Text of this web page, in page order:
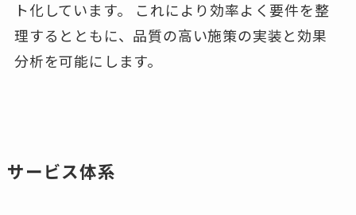
ト化しています。 これにより効率よく要件を整
理するとともに、品質の高い施策の実装と効果
分析を可能にします。
サービス体系